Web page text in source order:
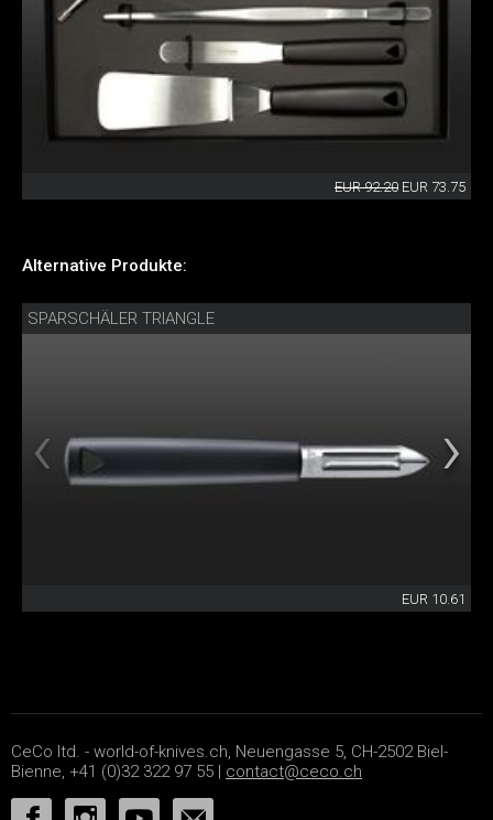
EUR 92.20 EUR 73.75
Alternative Produkte:
SPARSCHÄLER TRIANGLE
EUR 10.61
CeCo ltd. - world-of-knives.ch, Neuengasse 5, CH-2502 Biel-
Bienne, +41 (0)32 322 97 55 | contact@ceco.ch